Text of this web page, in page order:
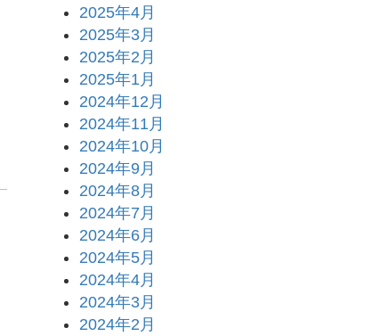
2025年4月
2025年3月
2025年2月
2025年1月
2024年12月
2024年11月
2024年10月
2024年9月
2024年8月
2024年7月
2024年6月
2024年5月
2024年4月
2024年3月
2024年2月